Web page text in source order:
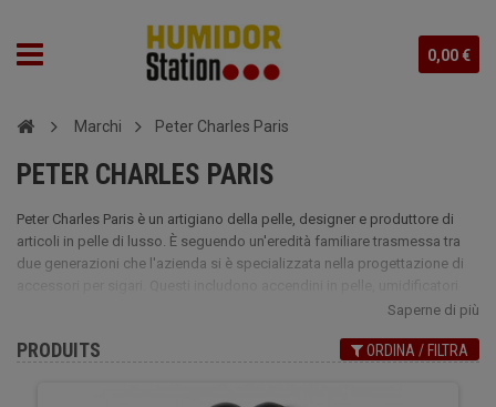
0,00 €
Marchi Peter Charles Paris
PETER CHARLES PARIS
Peter Charles Paris è un artigiano della pelle, designer e produttore di
articoli in pelle di lusso. È seguendo un'eredità familiare trasmessa tra
due generazioni che l'azienda si è specializzata nella progettazione di
per sigari in pelle, così come posacenere e portasigari con una finitura
Peter Charles Paris.
Saperne di più
PRODUITS ORDINA / FILTRA